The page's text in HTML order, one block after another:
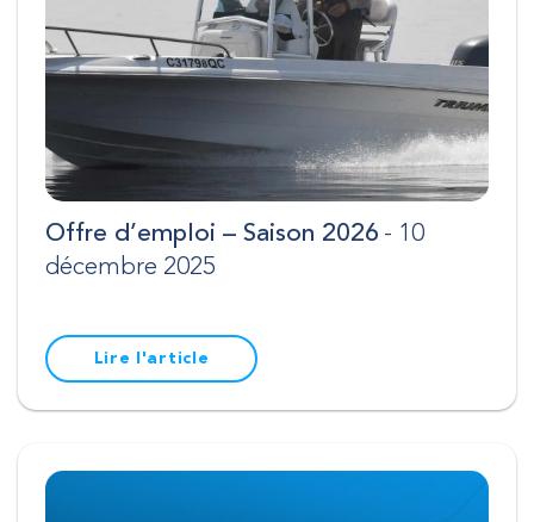
Offre d’emploi – Saison 2026 - 10
décembre 2025
Lire l'article
RECHERCHE
Fermer